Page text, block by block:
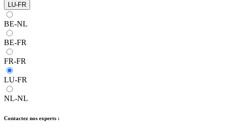
LU-FR
BE-NL
BE-FR
FR-FR
LU-FR
NL-NL
Contactez nos experts :